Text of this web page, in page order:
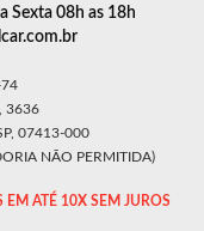
Sexta 08h as 18h
3636
07413-000
NÃO PERMITIDA)
EM ATÉ 10X SEM JUROS